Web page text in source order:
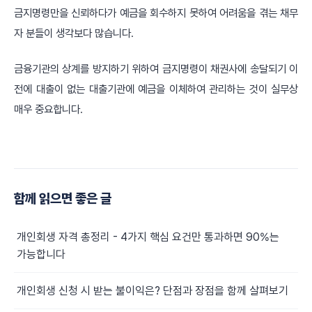
금지명령만을 신뢰하다가 예금을 회수하지 못하여 어려움을 겪는 채무
자 분들이 생각보다 많습니다.
금융기관의 상계를 방지하기 위하여 금지명령이 채권사에 송달되기 이
전에 대출이 없는 대출기관에 예금을 이체하여 관리하는 것이 실무상
매우 중요합니다.
함께 읽으면 좋은 글
개인회생 자격 총정리 - 4가지 핵심 요건만 통과하면 90%는
가능합니다
개인회생 신청 시 받는 불이익은? 단점과 장점을 함께 살펴보기